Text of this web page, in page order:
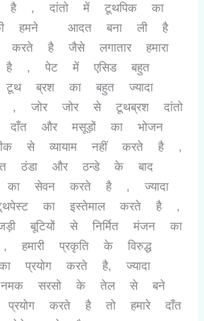
है , दांतो में टूथपिक का
हमने  आदत बना ली है
करते है जैसे लगातार हमारा
है , पेट में एसिड बहुत
टूथ ब्रश का बहुत ज्यादा
, जोर जोर से टूथब्रश दांतो
और मसूड़ों का भोजन
से व्यायाम नहीं करते है ,
ठंडा और ठन्डे के बाद
का सेवन करते है , ज्यादा
का इस्तेमाल करते है ,
बूटियों से निर्मित मंजन का
प्रकृति के विरुद्ध
प्रयोग करते है, ज्यादा
नमक सरसो के तेल से बने
प्रयोग करते है तो हमारे दाँत